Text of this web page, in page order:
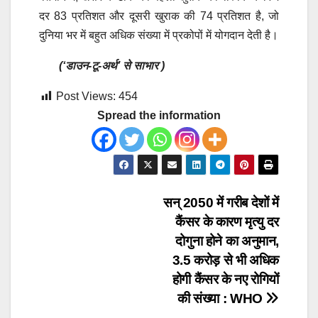
दर 83 प्रतिशत और दूसरी खुराक की 74 प्रतिशत है, जो
दुनिया भर में बहुत अधिक संख्या में प्रकोपों ​​में योगदान देती है।
(‘डाउन-टू-अर्थ’ से साभार )
Post Views: 454
Spread the information
सन् 2050 में गरीब देशों में
कैंसर के कारण मृत्यु दर
दोगुना होने का अनुमान,
3.5 करोड़ से भी अधिक
होगी कैंसर के नए रोगियों
की संख्या : WHO